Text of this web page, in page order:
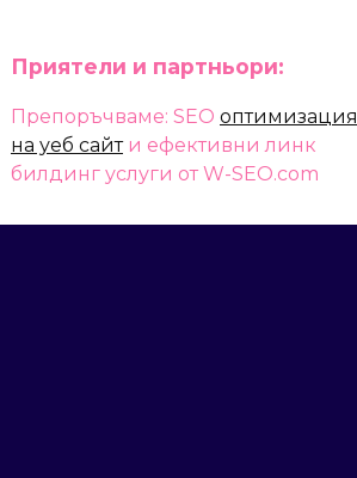
Приятели и партньори:
Препоръчваме: SEO оптимизация
на уеб сайти ефективни линк
билдинг услуги от W-SEO.com